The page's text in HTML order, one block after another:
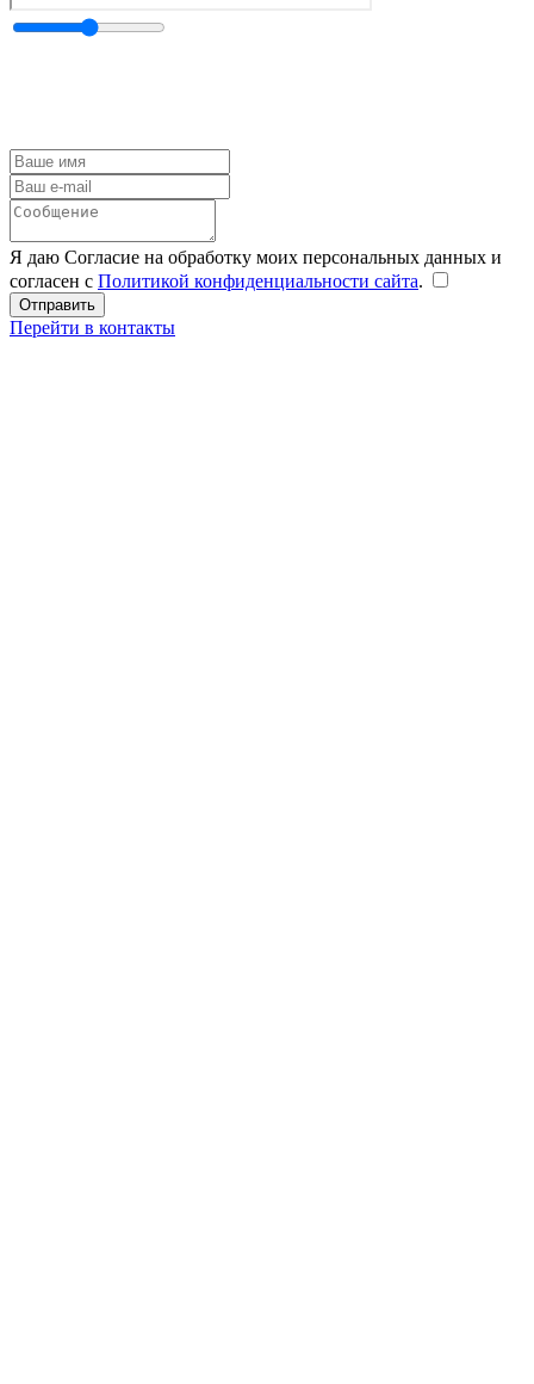
Я даю Согласие на обработку моих персональных данных и
согласен с Политикой конфиденциальности сайта.
Перейти в контакты